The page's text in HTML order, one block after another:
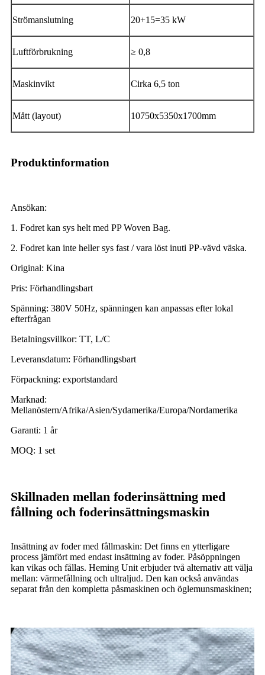
Strömanslutning 20+15=35 kW
Luftförbrukning ≥ 0,8
Maskinvikt Cirka 6,5 ​​ton
Mått (layout) 10750x5350x1700mm
Produktinformation
Ansökan:
1. Fodret kan sys helt med PP Woven Bag.
2. Fodret kan inte heller sys fast / vara löst inuti PP-vävd väska.
Original: Kina
Pris: Förhandlingsbart
Spänning: 380V 50Hz, spänningen kan anpassas efter lokal
efterfrågan
Betalningsvillkor: TT, L/C
Leveransdatum: Förhandlingsbart
Förpackning: exportstandard
Marknad:
Mellanöstern/Afrika/Asien/Sydamerika/Europa/Nordamerika
Garanti: 1 år
MOQ: 1 set
Skillnaden mellan foderinsättning med
fållning och foderinsättningsmaskin
Insättning av foder med fållmaskin: Det finns en ytterligare
process jämfört med endast insättning av foder. Påsöppningen
kan vikas och fållas. Heming Unit erbjuder två alternativ att välja
mellan: värmefållning och ultraljud. Den kan också användas
separat från den kompletta påsmaskinen och öglemunsmaskinen;